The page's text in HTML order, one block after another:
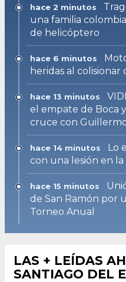
hace 2 minutos
una familia
de helicóptero
hace 6 minutos
heridas al
hace 13 minutos
el empate de Boca
cruce con
hace 14 minutos
Lo
con una lesión en la
hace 15 minutos
de San Ramón por
Torneo Anual
LAS + LEÍDAS
SANTIAGO DEL